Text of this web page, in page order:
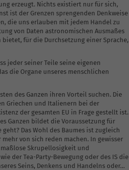
erzeugt. Nichts existiert nur für sich,
ist der Grenzen sprengenden Denkweise
die uns erlauben mit jedem Handel zu
von Daten astronomischen Ausmaßes
für die Durchsetzung einer Sprache,
jeder seiner Teile seine eigenen
die Organe unseres menschlichen
des Ganzen ihren Vorteil suchen. Die
Griechen und Italienern bei der
der gesamten EU in Frage gestellt ist.
Ganzen bildet die Voraussetzung für
Das Wohl des Baumes ist zugleich
von sich reden machen. In gewisser
Skrupellosigkeit und
der Tea-Party-Bewegung oder des IS die
Seins, Denkens und Handelns oder…